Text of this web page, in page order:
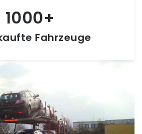
1000
Fahrzeuge